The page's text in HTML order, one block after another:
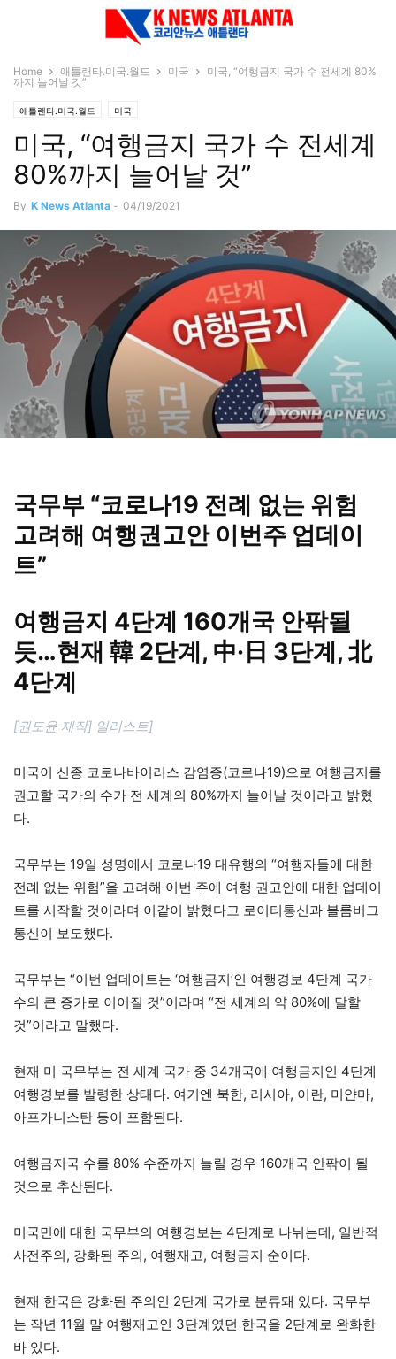
Home 애틀랜타.미국.월드 미국
미국, “여행금지 국가 수 전세계 80%
까지 늘어날 것”
애틀랜타.미국.월드 미국
미국, “여행금지 국가 수 전세계
80%까지 늘어날 것”
By K News Atlanta - 04/19/2021
국무부 “코로나19 전례 없는 위험
고려해 여행권고안 이번주 업데이
트”
여행금지 4단계 160개국 안팎될
듯…현재 韓 2단계, 中·日 3단계, 北
4단계
[권도윤 제작] 일러스트]
미국이 신종 코로나바이러스 감염증(코로나19)으로 여행금지를
권고할 국가의 수가 전 세계의 80%까지 늘어날 것이라고 밝혔
다.
국무부는 19일 성명에서 코로나19 대유행의 “여행자들에 대한
전례 없는 위험”을 고려해 이번 주에 여행 권고안에 대한 업데이
트를 시작할 것이라며 이같이 밝혔다고 로이터통신과 블룸버그
통신이 보도했다.
국무부는 “이번 업데이트는 ‘여행금지’인 여행경보 4단계 국가
수의 큰 증가로 이어질 것”이라며 “전 세계의 약 80%에 달할
것”이라고 말했다.
현재 미 국무부는 전 세계 국가 중 34개국에 여행금지인 4단계
여행경보를 발령한 상태다. 여기엔 북한, 러시아, 이란, 미얀마,
아프가니스탄 등이 포함된다.
여행금지국 수를 80% 수준까지 늘릴 경우 160개국 안팎이 될
것으로 추산된다.
미국민에 대한 국무부의 여행경보는 4단계로 나뉘는데, 일반적
사전주의, 강화된 주의, 여행재고, 여행금지 순이다.
현재 한국은 강화된 주의인 2단계 국가로 분류돼 있다. 국무부
는 작년 11월 말 여행재고인 3단계였던 한국을 2단계로 완화한
바 있다.